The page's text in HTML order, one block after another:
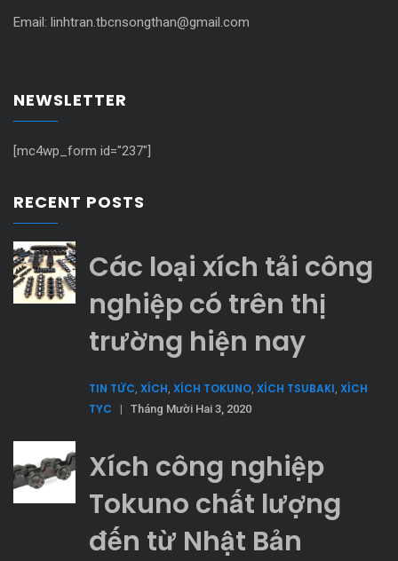
Email: linhtran.tbcnsongthan@gmail.com
NEWSLETTER
[mc4wp_form id="237"]
RECENT POSTS
Các loại xích tải công
nghiệp có trên thị
trường hiện nay
TIN TỨC, XÍCH, XÍCH TOKUNO, XÍCH TSUBAKI, XÍCH
TYC
| Tháng Mười Hai 3, 2020
Xích công nghiệp
Tokuno chất lượng
đến từ Nhật Bản